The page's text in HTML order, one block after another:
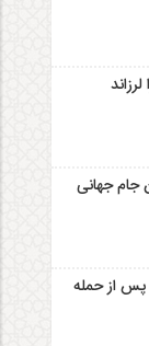
جام جهانی
از حمله